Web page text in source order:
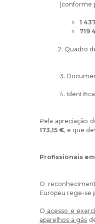
(conforme
1
719
2. Quadro de
3.
4.
Pela apreciação
173,15 €, e que
Profissionais
O
Europeu rege-se
O acesso e
aparelhos a gás